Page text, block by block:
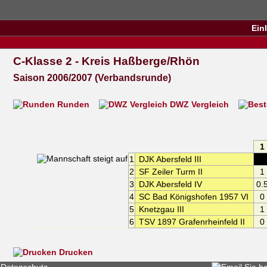
C-Klasse 2 - Kreis Haßberge/Rhön
Saison 2006/2007 (Verbandsrunde)
Runden DWZ Vergleich
1
1
DJK Abersfeld III
2 SF Zeiler Turm II
1
3
DJK Abersfeld IV
4 SC Bad Königshofen 1957 VI
0
5 Knetzgau III
1
6 TSV 1897 Grafenrheinfeld II 0
Drucken